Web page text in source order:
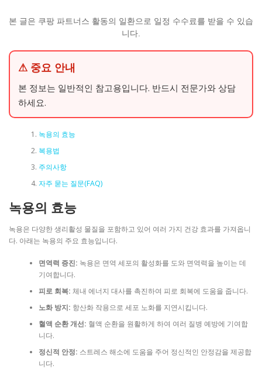
본 글은 쿠팡 파트너스 활동의 일환으로 일정 수수료를 받을 수 있습
니다.
⚠ 중요 안내
본 정보는 일반적인 참고용입니다. 반드시 전문가와 상담
하세요.
녹용의 효능
복용법
주의사항
자주 묻는 질문(FAQ)
녹용의 효능
녹용은 다양한 생리활성 물질을 포함하고 있어 여러 가지 건강 효과를 가져옵니
다. 아래는 녹용의 주요 효능입니다.
면역력 증진: 녹용은 면역 세포의 활성화를 도와 면역력을 높이는 데
기여합니다.
피로 회복: 체내 에너지 대사를 촉진하여 피로 회복에 도움을 줍니다.
노화 방지: 항산화 작용으로 세포 노화를 지연시킵니다.
혈액 순환 개선: 혈액 순환을 원활하게 하여 여러 질병 예방에 기여합
니다.
정신적 안정: 스트레스 해소에 도움을 주어 정신적인 안정감을 제공합
니다.